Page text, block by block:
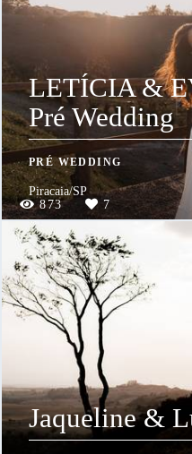
LETÍCIA &
Pré Wedding
PRÉ WEDDING
Piracaia/SP
873
7
Jaqueline &